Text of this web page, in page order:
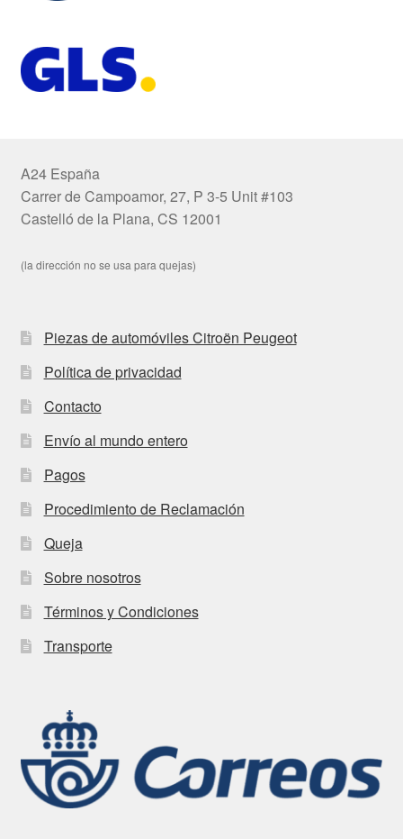
A24 España
Carrer de Campoamor, 27, P 3-5 Unit #103
Castelló de la Plana, CS 12001
(la dirección no se usa para quejas)
Piezas de automóviles Citroën Peugeot
Política de privacidad
Contacto
Envío al mundo entero
Pagos
Procedimiento de Reclamación
Queja
Sobre nosotros
Términos y Condiciones
Transporte